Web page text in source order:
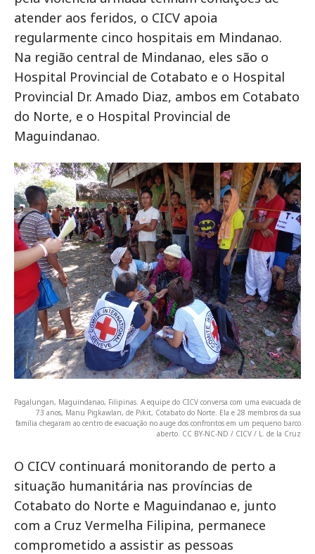
atender aos feridos, o CICV apoia
regularmente cinco hospitais em Mindanao.
Na região central de Mindanao, eles são o
Hospital Provincial de Cotabato e o Hospital
Provincial Dr. Amado Diaz, ambos em Cotabato
do Norte, e o Hospital Provincial de
Maguindanao.
Pagalungan, Maguindanao, Filipinas. A equipe do CICV conversa com uma evacuada de
73 anos, Manu Pigkawlan, de Pikit, Cotabato do Norte. Ela e 28 membros da sua
família chegaram ao centro de evacuação no auge dos confrontos em um pequeno barco
aberto. CC BY-NC-ND / CICV / L. de la Cruz
O CICV continuará monitorando de perto a
situação humanitária nas províncias de
Cotabato do Norte e Maguindanao e, junto
com a Cruz Vermelha Filipina, permanece
comprometido a assistir as pessoas